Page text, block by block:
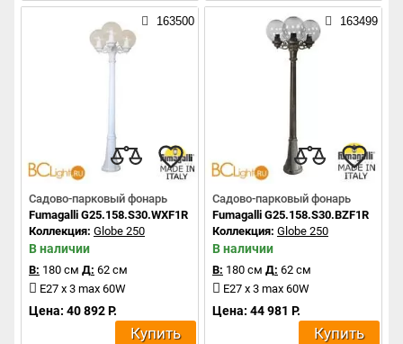
163500
Садово-парковый фонарь
Fumagalli G25.158.S30.WXF1R
Коллекция: Globe 250
В наличии
В: 180 см Д: 62 см
E27 x 3 max 60W
Цена: 40 892 Р.
Купить
163499
Садово-парковый фонарь
Fumagalli G25.158.S30.BZF1R
Коллекция: Globe 250
В наличии
В: 180 см Д: 62 см
E27 x 3 max 60W
Цена: 44 981 Р.
Купить